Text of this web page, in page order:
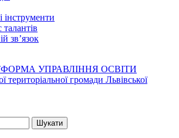
інструменти
зв’язок
територіальної громади Львівської області